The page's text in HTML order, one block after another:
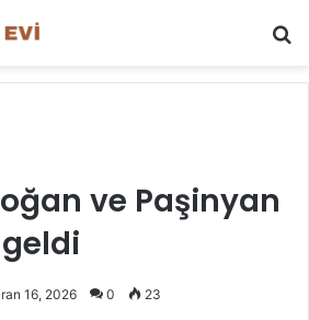
ve Paşinyan
16, 2026 0 23